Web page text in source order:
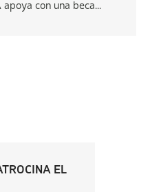
apoya con una beca...
EL